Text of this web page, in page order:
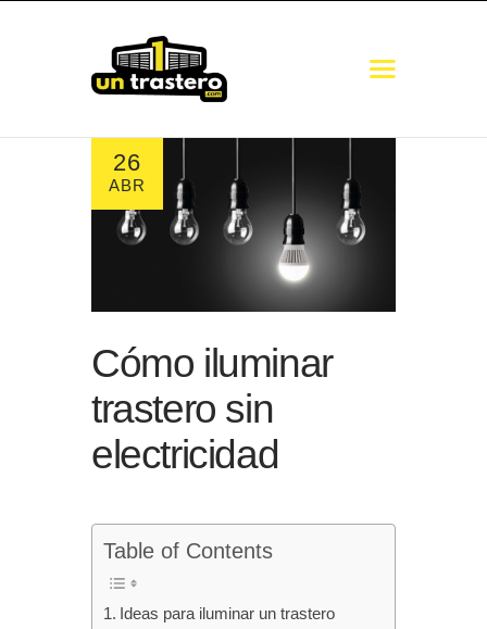
COMUNICADO
TRASTEROS
MINI ALMACENES
GUARDAMUEBLES
26
ABR
Cómo iluminar
trastero sin
electricidad
Table of Contents
Ideas para iluminar un trastero